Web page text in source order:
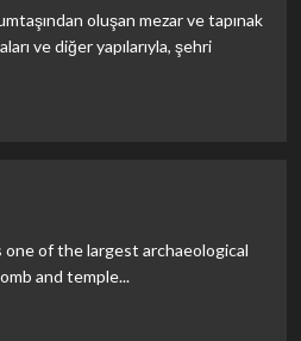
oluşan mezar ve tapınak
ve diğer yapılarıyla, şehri
of the largest archaeological
and temple...